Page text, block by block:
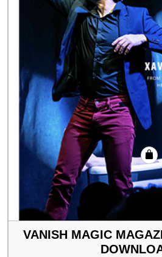
VANISH MAGIC